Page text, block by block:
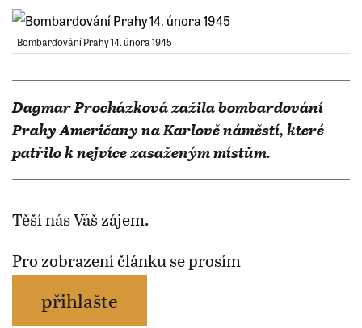
Bombardování Prahy 14. února 1945
Dagmar Procházková zažila bombardování
Prahy Američany na Karlově náměstí, které
patřilo k nejvíce zasaženým místům.
Těší nás Váš zájem.
Pro zobrazení článku se prosím
přihlašte